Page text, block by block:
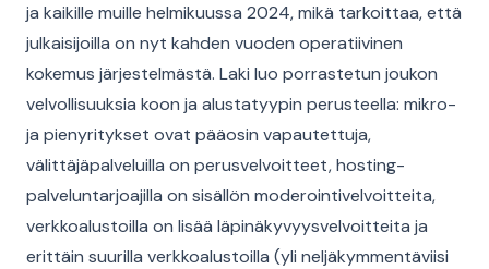
ja kaikille muille helmikuussa 2024, mikä tarkoittaa, että
julkaisijoilla on nyt kahden vuoden operatiivinen
kokemus järjestelmästä. Laki luo porrastetun joukon
velvollisuuksia koon ja alustatyypin perusteella: mikro-
ja pienyritykset ovat pääosin vapautettuja,
välittäjäpalveluilla on perusvelvoitteet, hosting-
palveluntarjoajilla on sisällön moderointivelvoitteita,
verkkoalustoilla on lisää läpinäkyvyysvelvoitteita ja
erittäin suurilla verkkoalustoilla (yli neljäkymmentäviisi